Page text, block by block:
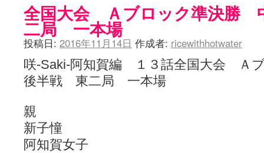
全国大会 Ａブロック準決
二局 一本場
投稿日: 2016年11月14日 作成者: ricewithhotwater
咲-Saki-阿知賀編 １３話全国大会
後半戦 東二局 一本場
親
新子憧
阿知賀女子